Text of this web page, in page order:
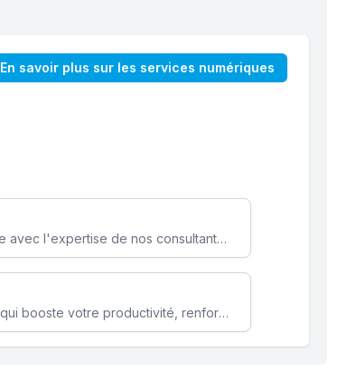
En savoir plus sur les services numériques
Optimisez votre stratégie informatique avec l'expertise de nos consultants pour améliorer votre efficacité et sécurité.
Microsoft 365 une solution complète qui booste votre productivité, renforce la sécurité de vos données et facilite la collaboration.